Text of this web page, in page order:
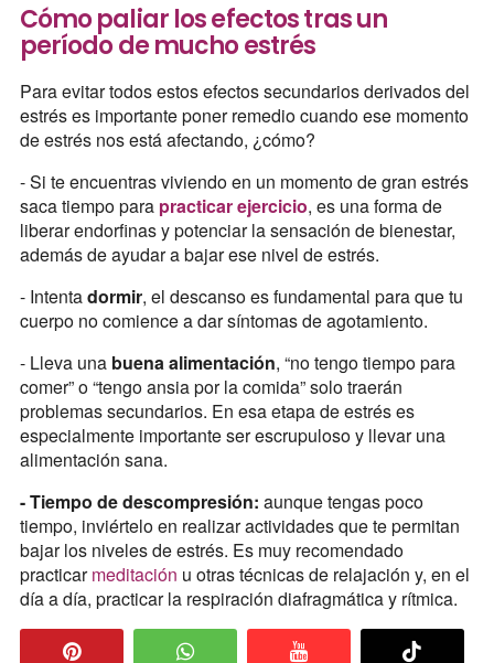
Cómo paliar los efectos tras un
período de mucho estrés
Para evitar todos estos efectos secundarios derivados del
estrés es importante poner remedio cuando ese momento
de estrés nos está afectando, ¿cómo?
- Si te encuentras viviendo en un momento de gran estrés
saca tiempo para practicar ejercicio, es una forma de
liberar endorfinas y potenciar la sensación de bienestar,
además de ayudar a bajar ese nivel de estrés.
- Intentadormir, el descanso es fundamental para que tu
cuerpo no comience a dar síntomas de agotamiento.
- Lleva una buena alimentación, “no tengo tiempo para
comer” o “tengo ansia por la comida” solo traerán
problemas secundarios. En esa etapa de estrés es
especialmente importante ser escrupuloso y llevar una
alimentación sana.
- Tiempo de descompresión: aunque tengas poco
tiempo, inviértelo en realizar actividades que te permitan
bajar los niveles de estrés. Es muy recomendado
practicarmeditación u otras técnicas de relajación y, en el
día a día, practicar la respiración diafragmática y rítmica.